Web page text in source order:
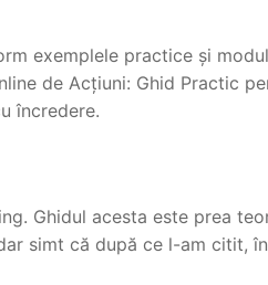
exemplele practice și
de Acțiuni: Ghid Practic
încredere.
Ghidul acesta este prea
simt că după ce l-am citit,